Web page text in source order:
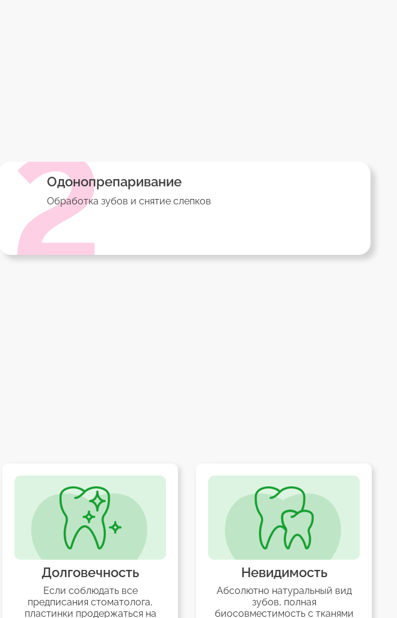
2
Одонопрепаривание
Обработка зубов и снятие слепков
Долговечность
Если соблюдать все
предписания стоматолога,
пластинки продержаться на
Невидимость
Абсолютно натуральный вид
зубов, полная
биосовместимость с тканями